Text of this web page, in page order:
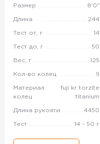
Размер 8'0"
Длина 244
Тест от, г 14
Тест до, г 50
Вес, г 125
Кол-во колец 9
Материал
колец
fuji kr torzite
titanium
Длина рукояти 4450
Тест 14 - 50 г